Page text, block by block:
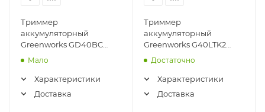
Триммер
аккумуляторный
Greenworks GD40BC
(без аккум и ЗУ) 1301507
Мало
Характеристики
Доставка
Триммер
аккумуляторный
Greenworks G40LTK2
(40V, 30см, АКБ 2Ач и ЗУ)
2101507UA
Достаточно
Характеристики
Доставка